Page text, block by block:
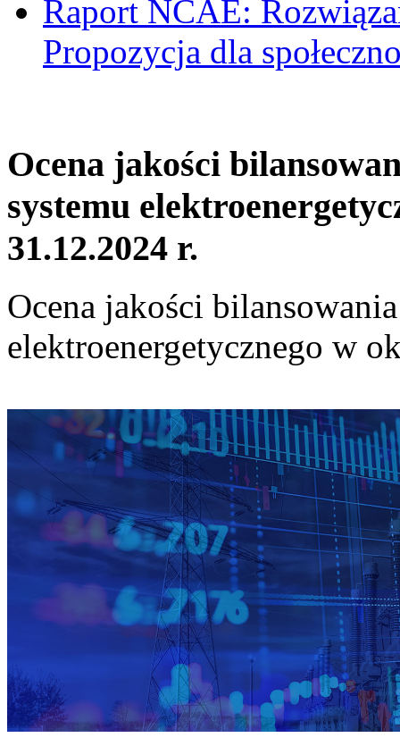
Raport NCAE:
Propozycja dla
Ocena jakości
systemu
31.12.2024 r.
Ocena jakości
elektroenergetycznego w